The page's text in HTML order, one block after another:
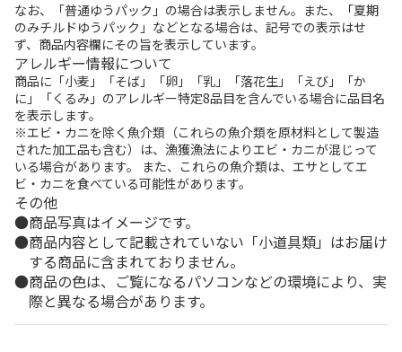
なお、「普通ゆうパック」の場合は表示しません。また、「夏期
のみチルドゆうパック」などとなる場合は、記号での表示はせ
ず、商品内容欄にその旨を表示しています。
アレルギー情報について
商品に「小麦」「そば」「卵」「乳」「落花生」「えび」「か
に」「くるみ」のアレルギー特定8品目を含んでいる場合に品目名
を表示します。
※エビ・カニを除く魚介類（これらの魚介類を原材料として製造
された加工品も含む）は、漁獲漁法によりエビ・カニが混じって
いる場合があります。 また、これらの魚介類は、エサとしてエ
ビ・カニを食べている可能性があります。
その他
商品写真はイメージです。
商品内容として記載されていない「小道具類」はお届け
する商品に含まれておりません。
商品の色は、ご覧になるパソコンなどの環境により、実
際と異なる場合があります。